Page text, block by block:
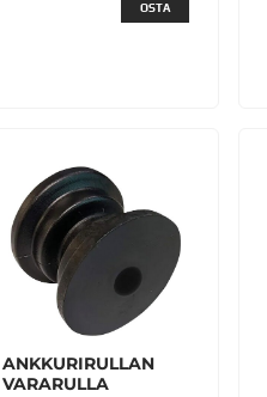
OSTA
ANKKURIRULLAN
VARARULLA